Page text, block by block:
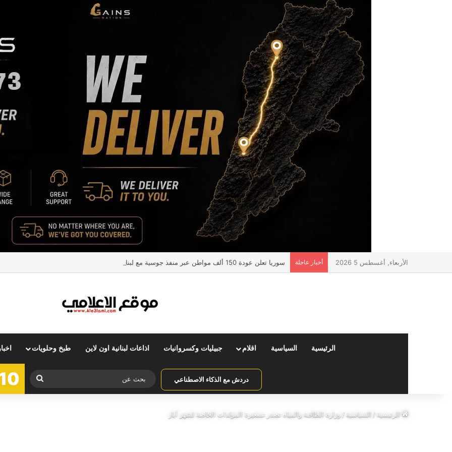
الأربعاء, أغسطس 5 2026 أخبار عاجلة سوريا تعلن عودة 150 ألف مواطن عبر منفذ جوسية مع لبنان
الرئيسية السياسية اقلام جبيليات وكسروانيات اذاعات لبنانية اون لاين طبخ وحلويات
دردش مع الذكاء الاصطناعي
بحث
عن
الرئيسية/ السياسية/وزارة الطاقـة والمياه تصدر تسعيرة المولدات الخاصة لشهر أيار